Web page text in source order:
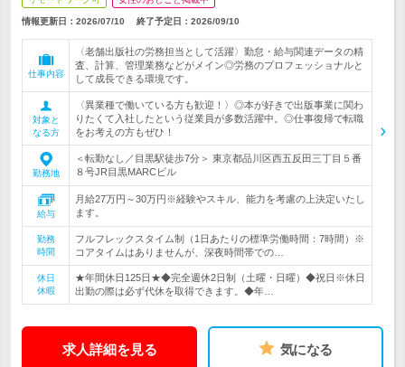
情報更新日：2026/07/10 終了予定日： 2026/09/10
仕事内容
〈老舗出版社の労務担当として活躍〉勤怠・給与関連データの精
査、計算、管理業務などがメイン◎労務のプロフェッショナルと
して成長できる環境です。
対象と
なる方
〈異業種で働いている方も歓迎！〉◎本が好きで出版事業に関わ
りたくて入社したという従業員が多数活躍中。◎仕事復帰で転職
をお考えの方もぜひ！
勤務地
＜転勤なし／目黒駅徒歩7分＞ 東京都品川区西五反田三丁目５番
８号JR目黒MARCビル
給与
月給27万円～30万円※経験やスキル、能力を考慮の上決定いたし
ます。
勤務
時間
フルフレックスタイム制（1日あたりの標準労働時間：7時間）※
コアタイムはありませんが、深夜時間帯での…
休日
休暇
★年間休日125日★◆完全週休2日制（土曜・日曜）◆祝日※休日
出勤の際は必ず代休を取得できます。◆年…
求人詳細を見る 気になる